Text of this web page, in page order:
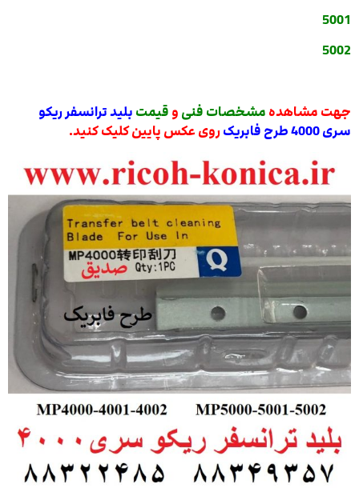
5001
5002
جهت مشاهده مشخصات فنی و قیمت بلید ترانسفر ریکو
سری 4000 طرح فابریک
روی عکس پایین کلیک کنید.